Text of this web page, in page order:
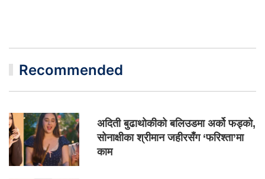
Recommended
अदिती बुढाथोकीको बलिउडमा अर्को फड्को,
सोनाक्षीका श्रीमान जहीरसँग ‘फरिश्ता’मा
काम